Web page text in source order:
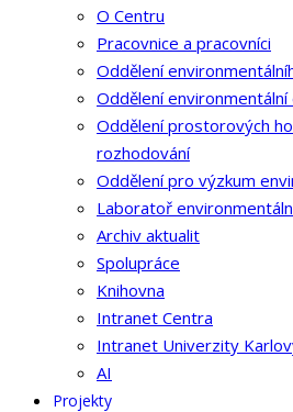
O Centru
Pracovnice a pracovníci
Oddělení
Oddělení
Oddělení prostorových
rozhodování
Oddělení pro výzkum
Laboratoř
Archiv aktualit
Spolupráce
Knihovna
Intranet Centra
Intranet Univerzity
AI
Projekty